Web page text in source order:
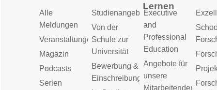
Alle
Meldungen
Veranstaltungen
Magazin
Podcasts
Serien
Studienangebot
Von der
Schule zur
Universität
Bewerbung &
Einschreibung
Lernen
Executive
and
Professional
Education
Angebote für
unsere
Mitarbeitenden